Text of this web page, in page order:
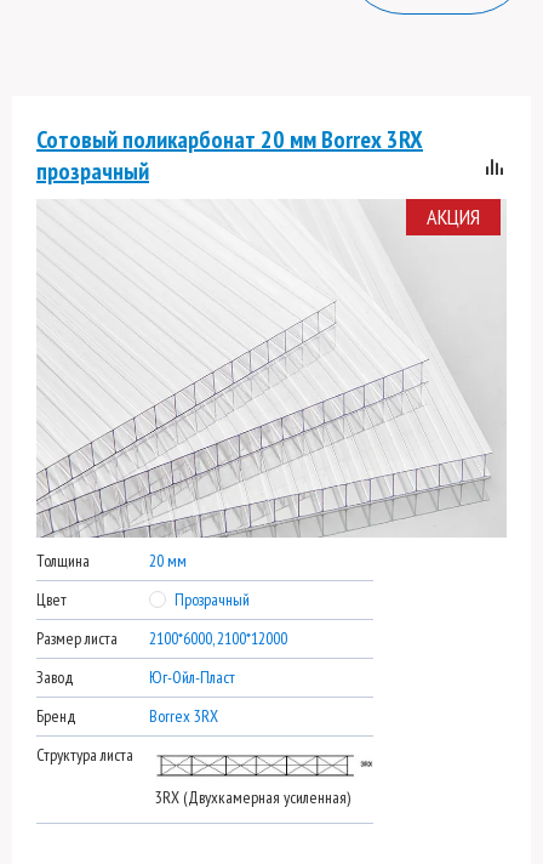
Сотовый поликарбонат 20 мм Borrex 3RX
прозрачный
АКЦИЯ
Толщина
20 мм
Цвет
Прозрачный
Размер листа
2100*6000, 2100*12000
Завод
Юг-Ойл-Пласт
Бренд
Borrex 3RX
Структура листа
3RX (Двухкамерная усиленная)